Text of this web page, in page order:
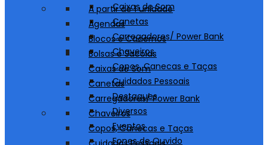
Caixas de Som
Canetas
Carregadores/ Power Bank
Chaveiros
Copos, Canecas e Taças
Cuidados Pessoais
Destaques
Diversos
Eventos
Fones de Ouvido
A partir de 1 unidade
Agendas
Blocos e Cadernos
Bolsas e Sacolas
Caixas de Som
Canetas
Carregadores/ Power Bank
Chaveiros
Copos, Canecas e Taças